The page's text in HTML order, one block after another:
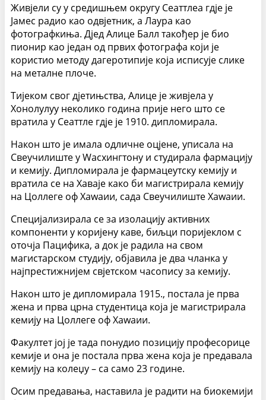
Живјели су у средишњем округу Сеаттлеа гдје је
Јамес радио као одвјетник, а Лаура као
фотографкиња. Дјед Алице Балл такођер је био
пионир као један од првих фотографа који је
користио методу дагеротипије која исписује слике
на металне плоче.
Тијеком свог дјетињства, Алице је живјела у
Хонолулуу неколико година прије него што се
вратила у Сеаттле гдје је 1910. дипломирала.
Након што је имала одличне оцјене, уписала на
Свеучилиште у Wасхингтону и студирала фармацију
и кемију. Дипломирала је фармацеутску кемију и
вратила се на Хаваје како би магистрирала кемију
на Цоллеге оф Хаwаии, сада Свеучилиште Хаwаии.
Специјализирала се за изолацију активних
компоненти у коријену каве, биљци поријеклом с
оточја Пацифика, а док је радила на свом
магистарском студију, објавила је два чланка у
најпрестижнијем свјетском часопису за кемију.
Након што је дипломирала 1915., постала је прва
жена и прва црна студентица која је магистрирала
кемију на Цоллеге оф Хаwаии.
Факултет јој је тада понудио позицију професорице
кемије и она је постала прва жена која је предавала
кемију на колеџу – са само 23 године.
Осим предавања, наставила је радити на биокемији